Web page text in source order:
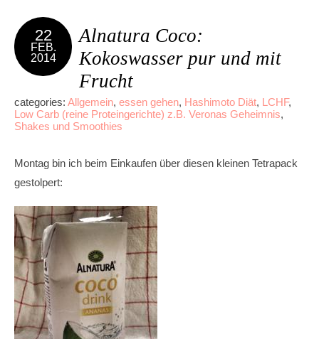
22
FEB.
2014
Alnatura Coco:
Kokoswasser pur und mit
Frucht
categories: Allgemein, essen gehen, Hashimoto Diät, LCHF,
Low Carb (reine Proteingerichte) z.B. Veronas Geheimnis,
Shakes und Smoothies
Montag bin ich beim Einkaufen über diesen kleinen Tetrapack
gestolpert: